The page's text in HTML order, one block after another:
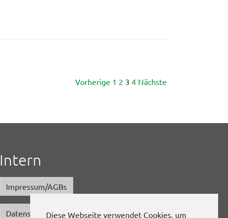
Diese Webseite verwendet Cookies, um
Vorherige 1 2 3 4 Nächste
Intern
Impressum/AGBs
Datenschutz